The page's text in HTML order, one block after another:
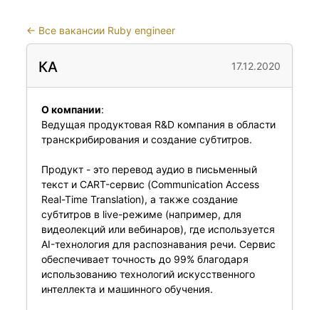
← Все вакансии Ruby engineer
КА 17.12.2020
О компании:
Ведущая продуктовая R&D компания в области
транскрибирования и создание субтитров.
Продукт - это перевод аудио в письменный
текст и CART-сервис (Communication Access
Real-Time Translation), а также создание
субтитров в live-режиме (например, для
видеолекций или вебинаров), где используется
AI-технология для распознавания речи. Сервис
обеспечивает точность до 99% благодаря
использованию технологий искусственного
интеллекта и машинного обучения.